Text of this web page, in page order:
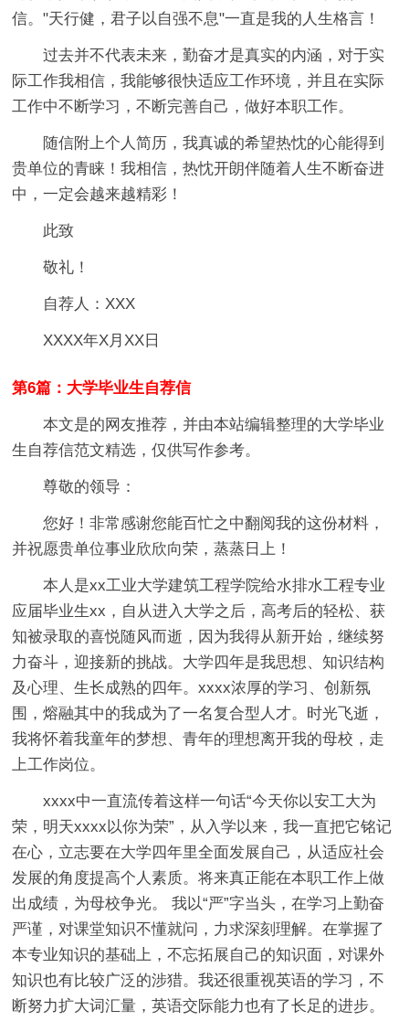
信。"天行健，君子以自强不息"一直是我的人生格言！
过去并不代表未来，勤奋才是真实的内涵，对于实
际工作我相信，我能够很快适应工作环境，并且在实际
工作中不断学习，不断完善自己，做好本职工作。
随信附上个人简历，我真诚的希望热忱的心能得到
贵单位的青睐！我相信，热忱开朗伴随着人生不断奋进
中，一定会越来越精彩！
此致
敬礼！
自荐人：XXX
XXXX年X月XX日
第6篇：大学毕业生自荐信
本文是的网友推荐，并由本站编辑整理的大学毕业
生自荐信范文精选，仅供写作参考。
尊敬的领导：
您好！非常感谢您能百忙之中翻阅我的这份材料，
并祝愿贵单位事业欣欣向荣，蒸蒸日上！
本人是xx工业大学建筑工程学院给水排水工程专业
应届毕业生xx，自从进入大学之后，高考后的轻松、获
知被录取的喜悦随风而逝，因为我得从新开始，继续努
力奋斗，迎接新的挑战。大学四年是我思想、知识结构
及心理、生长成熟的四年。xxxx浓厚的学习、创新氛
围，熔融其中的我成为了一名复合型人才。时光飞逝，
我将怀着我童年的梦想、青年的理想离开我的母校，走
上工作岗位。
xxxx中一直流传着这样一句话“今天你以安工大为
荣，明天xxxx以你为荣”，从入学以来，我一直把它铭记
在心，立志要在大学四年里全面发展自己，从适应社会
发展的角度提高个人素质。将来真正能在本职工作上做
出成绩，为母校争光。 我以“严”字当头，在学习上勤奋
严谨，对课堂知识不懂就问，力求深刻理解。在掌握了
本专业知识的基础上，不忘拓展自己的知识面，对课外
知识也有比较广泛的涉猎。我还很重视英语的学习，不
断努力扩大词汇量，英语交际能力也有了长足的进步。